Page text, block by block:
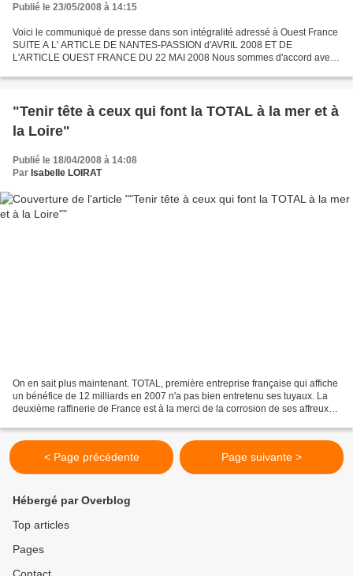
Publié le 23/05/2008 à 14:15
Voici le communiqué de presse dans son intégralité adressé à Ouest France
SUITE A L' ARTICLE DE NANTES-PASSION d'AVRIL 2008 ET DE
L'ARTICLE OUEST FRANCE DU 22 MAI 2008 Nous sommes d'accord avec
"Tenir tête à ceux qui font la TOTAL à la mer et à
la Loire"
Publié le 18/04/2008 à 14:08
Par Isabelle LOIRAT
On en sait plus maintenant. TOTAL, première entreprise française qui affiche
un bénéfice de 12 milliards en 2007 n'a pas bien entretenu ses tuyaux. La
deuxième raffinerie de France est à la merci de la corrosion de ses affreux
< Page précédente Page suivante >
Hébergé par Overblog
Top articles
Pages